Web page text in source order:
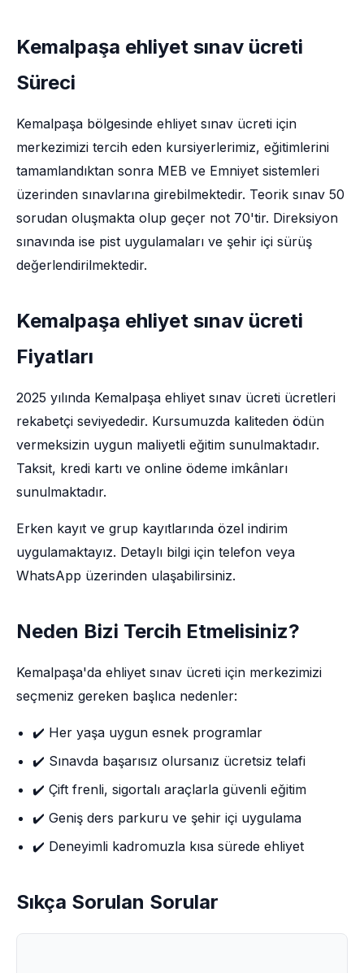
Kemalpaşa ehliyet sınav ücreti
Süreci
Kemalpaşa bölgesinde ehliyet sınav ücreti için
merkezimizi tercih eden kursiyerlerimiz, eğitimlerini
tamamlandıktan sonra MEB ve Emniyet sistemleri
üzerinden sınavlarına girebilmektedir. Teorik sınav 50
sorudan oluşmakta olup geçer not 70'tir. Direksiyon
sınavında ise pist uygulamaları ve şehir içi sürüş
değerlendirilmektedir.
Kemalpaşa ehliyet sınav ücreti
Fiyatları
2025 yılında Kemalpaşa ehliyet sınav ücreti ücretleri
rekabetçi seviyededir. Kursumuzda kaliteden ödün
vermeksizin uygun maliyetli eğitim sunulmaktadır.
Taksit, kredi kartı ve online ödeme imkânları
sunulmaktadır.
Erken kayıt ve grup kayıtlarında özel indirim
uygulamaktayız. Detaylı bilgi için telefon veya
WhatsApp üzerinden ulaşabilirsiniz.
Neden Bizi Tercih Etmelisiniz?
Kemalpaşa'da ehliyet sınav ücreti için merkezimizi
seçmeniz gereken başlıca nedenler:
✔️ Her yaşa uygun esnek programlar
✔️ Sınavda başarısız olursanız ücretsiz telafi
✔️ Çift frenli, sigortalı araçlarla güvenli eğitim
✔️ Geniş ders parkuru ve şehir içi uygulama
✔️ Deneyimli kadromuzla kısa sürede ehliyet
Sıkça Sorulan Sorular